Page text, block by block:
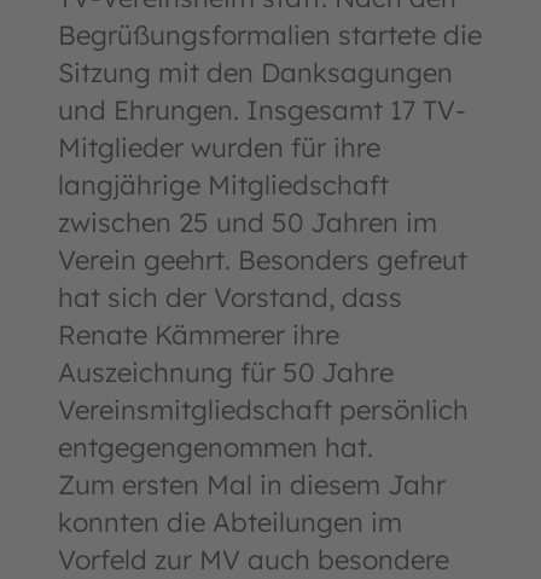
Begrüßungsformalien startete die
Sitzung mit den Danksagungen
und Ehrungen. Insgesamt 17 TV-
Mitglieder wurden für ihre
langjährige Mitgliedschaft
zwischen 25 und 50 Jahren im
Verein geehrt. Besonders gefreut
hat sich der Vorstand, dass
Renate Kämmerer ihre
Auszeichnung für 50 Jahre
Vereinsmitgliedschaft persönlich
entgegengenommen hat.
Zum ersten Mal in diesem Jahr
konnten die Abteilungen im
Vorfeld zur MV auch besondere